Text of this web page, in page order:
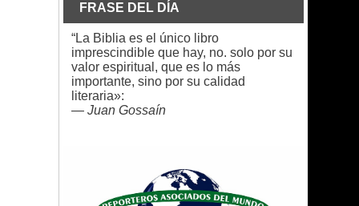
FRASE DEL DÍA
“La Biblia es el único libro
imprescindible que hay, no. solo por su
valor espiritual, que es lo más
importante, sino por su calidad
literaria»:
— Juan Gossaín